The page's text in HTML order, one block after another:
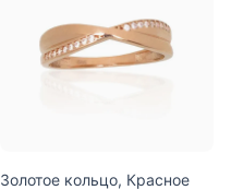
Золотое кольцо, Красное